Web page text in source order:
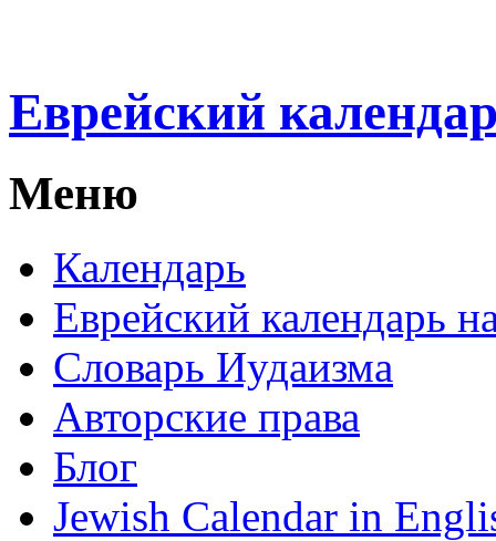
Еврейский
Меню
Календарь
Еврейский календарь
Словарь Иудаизма
Авторские права
Блог
Jewish Calendar in